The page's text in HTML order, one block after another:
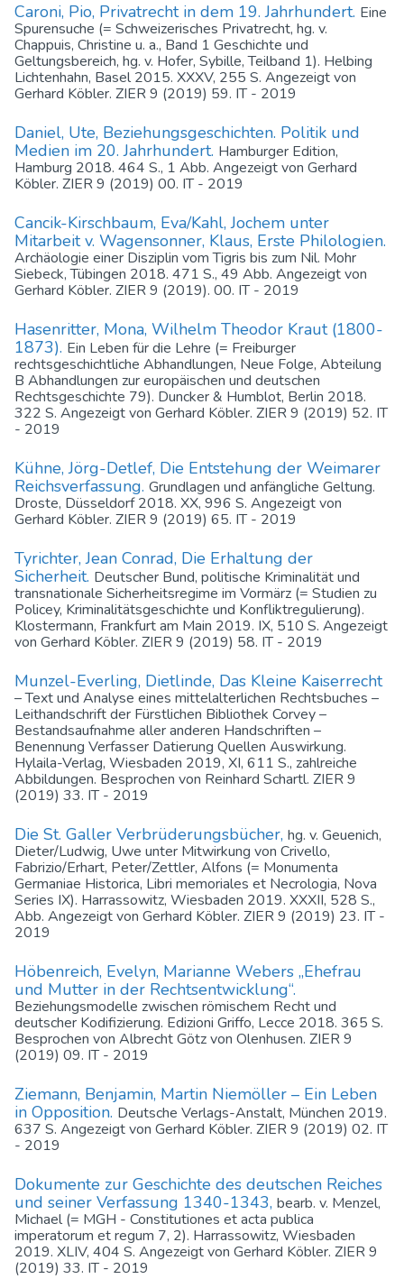
Caroni, Pio, Privatrecht in dem 19. Jahrhundert. Eine
Spurensuche (= Schweizerisches Privatrecht, hg. v.
Chappuis, Christine u. a., Band 1 Geschichte und
Geltungsbereich, hg. v. Hofer, Sybille, Teilband 1). Helbing
Lichtenhahn, Basel 2015. XXXV, 255 S. Angezeigt von
Gerhard Köbler. ZIER 9 (2019) 59. IT - 2019
Daniel, Ute, Beziehungsgeschichten. Politik und
Medien im 20. Jahrhundert. Hamburger Edition,
Hamburg 2018. 464 S., 1 Abb. Angezeigt von Gerhard
Köbler. ZIER 9 (2019) 00. IT - 2019
Cancik-Kirschbaum, Eva/Kahl, Jochem unter
Mitarbeit v. Wagensonner, Klaus, Erste Philologien.
Archäologie einer Disziplin vom Tigris bis zum Nil. Mohr
Siebeck, Tübingen 2018. 471 S., 49 Abb. Angezeigt von
Gerhard Köbler. ZIER 9 (2019). 00. IT - 2019
Hasenritter, Mona, Wilhelm Theodor Kraut (1800-
1873). Ein Leben für die Lehre (= Freiburger
rechtsgeschichtliche Abhandlungen, Neue Folge, Abteilung
B Abhandlungen zur europäischen und deutschen
Rechtsgeschichte 79). Duncker & Humblot, Berlin 2018.
322 S. Angezeigt von Gerhard Köbler. ZIER 9 (2019) 52. IT
- 2019
Kühne, Jörg-Detlef, Die Entstehung der Weimarer
Reichsverfassung. Grundlagen und anfängliche Geltung.
Droste, Düsseldorf 2018. XX, 996 S. Angezeigt von
Gerhard Köbler. ZIER 9 (2019) 65. IT - 2019
Tyrichter, Jean Conrad, Die Erhaltung der
Sicherheit. Deutscher Bund, politische Kriminalität und
transnationale Sicherheitsregime im Vormärz (= Studien zu
Policey, Kriminalitätsgeschichte und Konfliktregulierung).
Klostermann, Frankfurt am Main 2019. IX, 510 S. Angezeigt
von Gerhard Köbler. ZIER 9 (2019) 58. IT - 2019
Munzel-Everling, Dietlinde, Das Kleine Kaiserrecht
– Text und Analyse eines mittelalterlichen Rechtsbuches –
Leithandschrift der Fürstlichen Bibliothek Corvey –
Bestandsaufnahme aller anderen Handschriften –
Benennung Verfasser Datierung Quellen Auswirkung.
Hylaila-Verlag, Wiesbaden 2019, XI, 611 S., zahlreiche
Abbildungen. Besprochen von Reinhard Schartl. ZIER 9
(2019) 33. IT - 2019
Die St. Galler Verbrüderungsbücher, hg. v. Geuenich,
Dieter/Ludwig, Uwe unter Mitwirkung von Crivello,
Fabrizio/Erhart, Peter/Zettler, Alfons (= Monumenta
Germaniae Historica, Libri memoriales et Necrologia, Nova
Series IX). Harrassowitz, Wiesbaden 2019. XXXII, 528 S.,
Abb. Angezeigt von Gerhard Köbler. ZIER 9 (2019) 23. IT -
2019
Höbenreich, Evelyn, Marianne Webers „Ehefrau
und Mutter in der Rechtsentwicklung“.
Beziehungsmodelle zwischen römischem Recht und
deutscher Kodifizierung. Edizioni Griffo, Lecce 2018. 365 S.
Besprochen von Albrecht Götz von Olenhusen. ZIER 9
(2019) 09. IT - 2019
Ziemann, Benjamin, Martin Niemöller – Ein Leben
in Opposition. Deutsche Verlags-Anstalt, München 2019.
637 S. Angezeigt von Gerhard Köbler. ZIER 9 (2019) 02. IT
- 2019
Dokumente zur Geschichte des deutschen Reiches
und seiner Verfassung 1340-1343, bearb. v. Menzel,
Michael (= MGH - Constitutiones et acta publica
imperatorum et regum 7, 2). Harrassowitz, Wiesbaden
2019. XLIV, 404 S. Angezeigt von Gerhard Köbler. ZIER 9
(2019) 33. IT - 2019